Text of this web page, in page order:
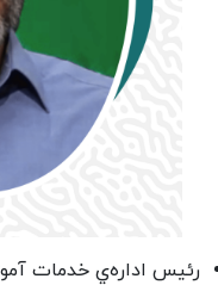
رئيس اداره‌ي خدمات